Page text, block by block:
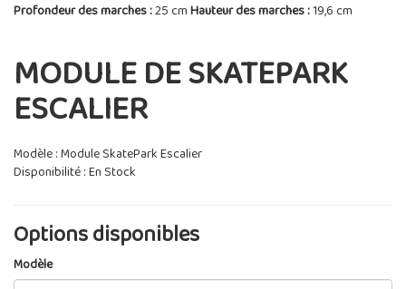
Profondeur des marches :25 cmHauteur des marches :19,6 cm
MODULE DE SKATEPARK
ESCALIER
Modèle : Module SkatePark Escalier
Disponibilité : En Stock
Options disponibles
Modèle